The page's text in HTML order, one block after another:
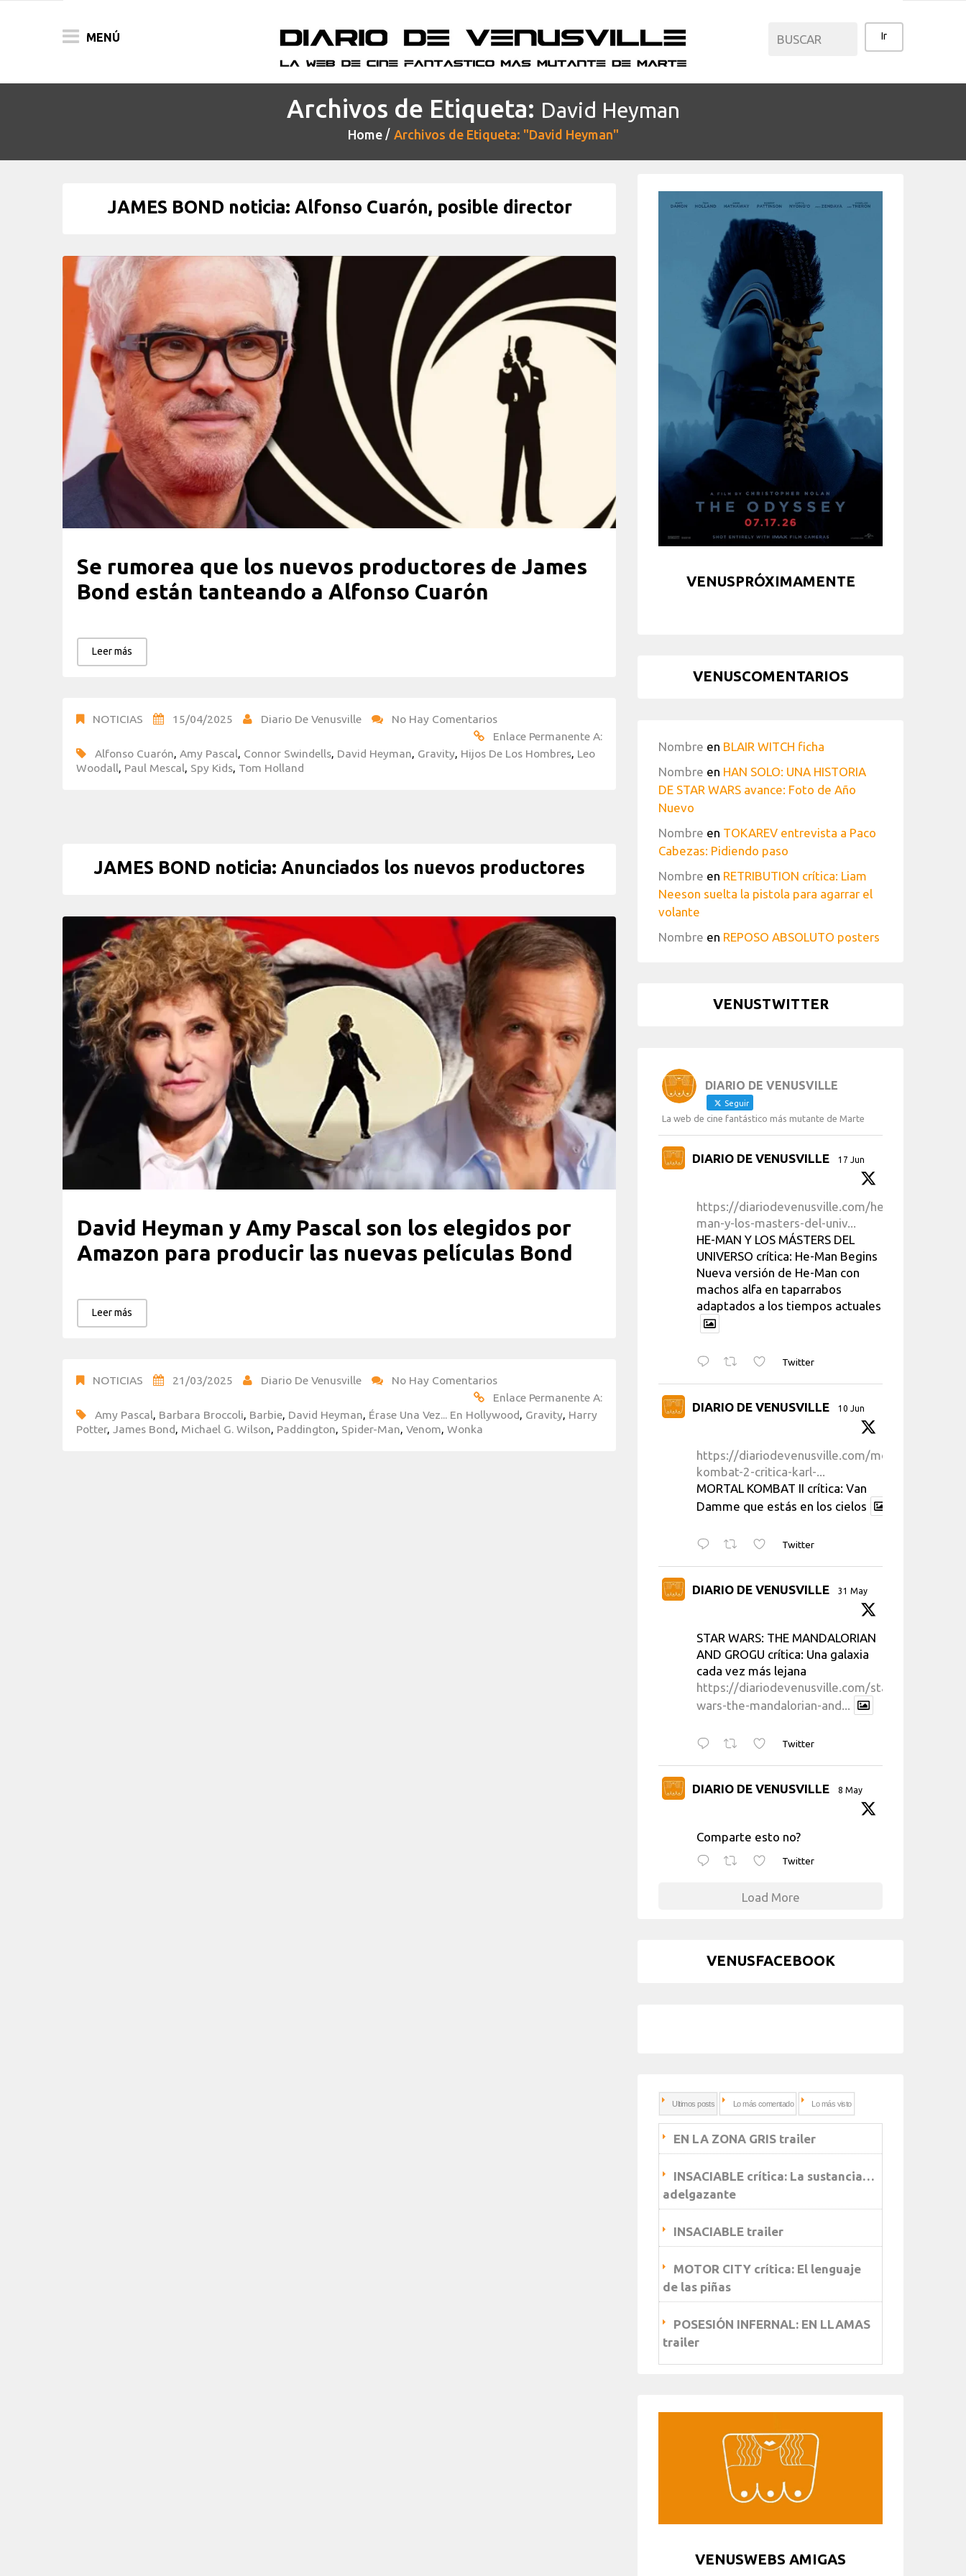
MENÚ
Archivos de Etiqueta: David Heyman
Home Archivos de Etiqueta: "David Heyman"
JAMES BOND noticia: Alfonso Cuarón, posible director
Se rumorea que los nuevos productores de James
Bond están tanteando a Alfonso Cuarón
Leer más
NOTICIAS 15/04/2025 Diario De Venusville
No Hay Comentarios
Enlace Permanente A:
Alfonso Cuarón, Amy Pascal, Connor Swindells, David Heyman, Gravity, Hijos De Los Hombres, Leo
Woodall, Paul Mescal, Spy Kids, Tom Holland
JAMES BOND noticia: Anunciados los nuevos productores
David Heyman y Amy Pascal son los elegidos por
Amazon para producir las nuevas películas Bond
Leer más
NOTICIAS 21/03/2025 Diario De Venusville
No Hay Comentarios
Enlace Permanente A:
Amy Pascal, Barbara Broccoli, Barbie, David Heyman, Érase Una Vez... En Hollywood, Gravity, Harry
Potter, James Bond, Michael G. Wilson, Paddington, Spider-Man, Venom, Wonka
VENUSPRÓXIMAMENTE
VENUSCOMENTARIOS
Nombre en BLAIR WITCH ficha
Nombre en HAN SOLO: UNA HISTORIA
DE STAR WARS avance: Foto de Año
Nuevo
Nombre en TOKAREV entrevista a Paco
Cabezas: Pidiendo paso
Nombre en RETRIBUTION crítica: Liam
Neeson suelta la pistola para agarrar el
volante
Nombre en REPOSO ABSOLUTO posters
VENUSTWITTER
DIARIO DE VENUSVILLE
Seguir
La web de cine fantástico más mutante de Marte
DIARIO DE VENUSVILLE 17 Jun
https://diariodevenusville.com/he-
man-y-los-masters-del-univ...
HE-MAN Y LOS MÁSTERS DEL
UNIVERSO crítica: He-Man Begins
Nueva versión de He-Man con
machos alfa en taparrabos
adaptados a los tiempos actuales
Twitter
DIARIO DE VENUSVILLE 10 Jun
https://diariodevenusville.com/mortal-
kombat-2-critica-karl-...
MORTAL KOMBAT II crítica: Van
Damme que estás en los cielos
Twitter
DIARIO DE VENUSVILLE 31 May
STAR WARS: THE MANDALORIAN
AND GROGU crítica: Una galaxia
cada vez más lejana
https://diariodevenusville.com/star-
wars-the-mandalorian-and...
Twitter
DIARIO DE VENUSVILLE 8 May
Comparte esto no?
Twitter
Load More
VENUSFACEBOOK
Ultimos posts Lo más comentado Lo más visto
EN LA ZONA GRIS trailer
INSACIABLE crítica: La sustancia…
adelgazante
INSACIABLE trailer
MOTOR CITY crítica: El lenguaje
de las piñas
POSESIÓN INFERNAL: EN LLAMAS
trailer
VENUSWEBS AMIGAS
FESTIVALES